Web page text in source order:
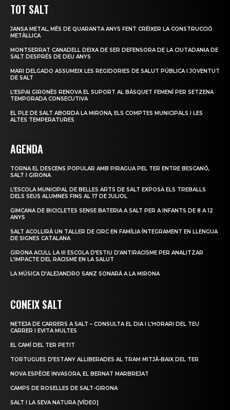
TOT SALT
JANSA METAL, MÉS DE QUARANTA ANYS FENT CRÉIXER LA CONSTRUCCIÓ
METÀL·LICA
MONTSERRAT CANADELL DEIXA DE SER DEFENSORA DE LA CIUTADANIA DE
SALT DESPRÉS DE DEU ANYS
MARI DELGADO ASSUMEIX LES REGIDORIES DE SALUT PÚBLICA I JOVENTUT
DE SALT
L’ESPAI GIRONÈS RENOVA EL SUPORT AL BÀSQUET FEMENÍ PER SETZENA
TEMPORADA CONSECUTIVA
EL PLE DE SALT ABORDA LA MIRONA, ELS COMPTES MUNICIPALS I LES
ALTES TEMPERATURES
AGENDA
TORNA EL DESCENS POPULAR AMB PIRAGUA PEL TER ENTRE BESCANÓ,
SALT I GIRONA
L’ESCOLA MUNICIPAL DE BELLES ARTS DE SALT EXPOSA ELS TREBALLS
DELS SEUS ALUMNES FINS AL 17 DE JULIOL
GIMCANA DE BICICLETES SENSE BATERIA A SALT PER A INFANTS DE 8 A 12
ANYS
SALT ACOLLIRÀ UN TALLER DE CIRC EN FAMÍLIA ÍNTEGRAMENT EN LLENGUA
DE SIGNES CATALANA
GIRONA ACULL LA III ESCOLA D’ESTIU D’ANTIRACISME PER ANALITZAR
L’IMPACTE DEL RACISME EN LA SALUT
LA MÚSICA D’ALEJANDRO SANZ SONARÀ A LA MIRONA
CONEIX SALT
NETEJA DE CARRERS A SALT – CONSULTA EL DIA I L’HORARI DEL TEU
CARRER I EVITA MULTES
EL CAMÍ DEL TER PETIT
TORTUGUES D’ESTANY ALLIBERADES AL TRAM MITJÀ-BAIX DEL TER
NOVA ESPÈCIE INVASORA, EL BERNAT MARBREJAT
CAMPS DE ROSELLES DE SALT-GIRONA
SALT I LA SEVA NATURA [VÍDEO]